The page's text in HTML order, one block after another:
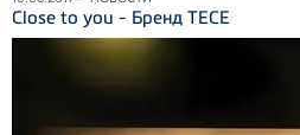
Close to you - Бренд TECE